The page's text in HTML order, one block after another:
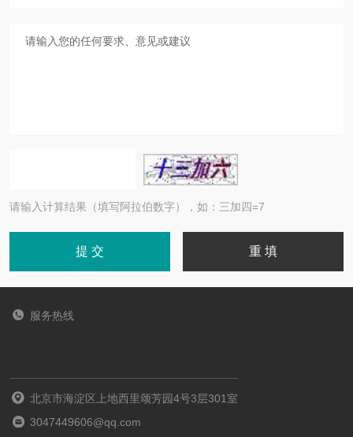
请输入计算结果（填写阿拉伯数字），如：三加四=7
服务热线
北京市海淀区上地西里颂芳园4号3层301室
3047449606@qq.com